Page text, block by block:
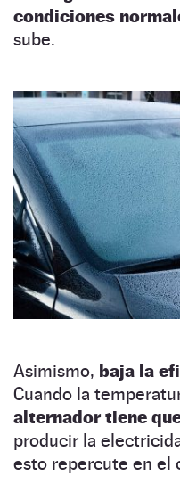
condiciones
sube.
Asimismo, baja la
Cuando la
alternador tiene
producir la
esto repercute en el